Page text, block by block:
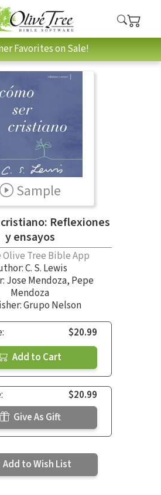
Favorites on Sale!
Sample
Reflexiones
y ensayos
Olive Tree Bible App
C. S. Lewis
Jose Mendoza, Pepe
Mendoza
Grupo Nelson
$20.99
Add to Cart
$20.99
Give As Gift
Add to Wish List